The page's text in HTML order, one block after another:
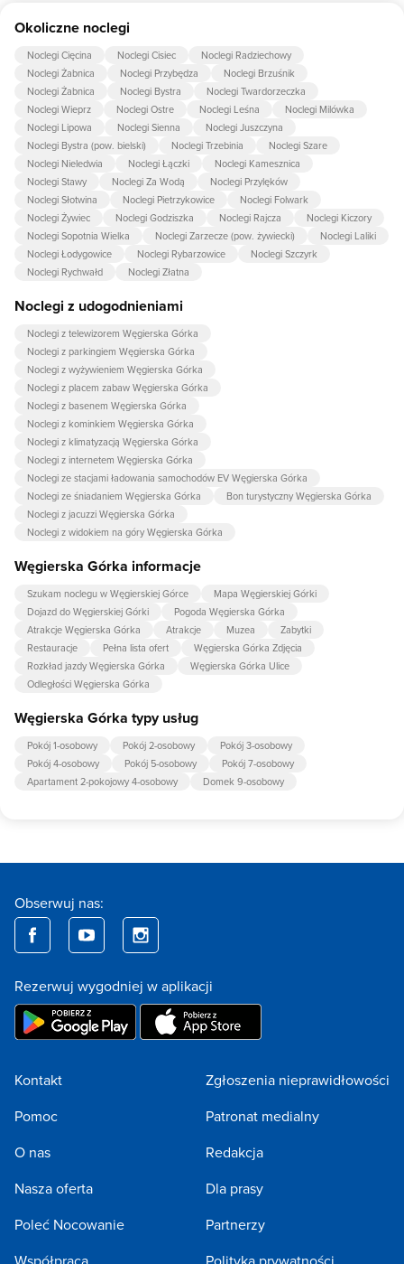
gości internet.
Okoliczne noclegi
Noclegi Cięcina Noclegi Cisiec
Noclegi Radziechowy
Noclegi Żabnica
Noclegi Przybędza
Noclegi Brzuśnik
Noclegi Żabnica
Noclegi Bystra
Noclegi Twardorzeczka
Noclegi Wieprz
Noclegi Ostre Noclegi Leśna
Noclegi Milówka
Noclegi Lipowa
Noclegi Sienna
Noclegi Juszczyna
Noclegi Bystra (pow. bielski)
Noclegi Trzebinia
Noclegi Szare
Noclegi Nieledwia
Noclegi Łączki
Noclegi Kamesznica
Noclegi Stawy
Noclegi Za Wodą
Noclegi Przylęków
Noclegi Słotwina
Noclegi Pietrzykowice
Noclegi Folwark
Noclegi Żywiec
Noclegi Godziszka Noclegi Rajcza
Noclegi Kiczory
Noclegi Sopotnia Wielka
Noclegi Zarzecze (pow. żywiecki)
Noclegi Laliki
Noclegi Łodygowice
Noclegi Rybarzowice
Noclegi Szczyrk
Noclegi Rychwałd
Noclegi Złatna
Noclegi z udogodnieniami
Noclegi z telewizorem Węgierska Górka
Noclegi z parkingiem Węgierska Górka
Noclegi z wyżywieniem Węgierska Górka
Noclegi z placem zabaw Węgierska Górka
Noclegi z basenem Węgierska Górka
Noclegi z kominkiem Węgierska Górka
Noclegi z klimatyzacją Węgierska Górka
Noclegi z internetem Węgierska Górka
Noclegi ze stacjami ładowania samochodów EV Węgierska Górka
Noclegi ze śniadaniem Węgierska Górka
Bon turystyczny Węgierska Górka
Noclegi z jacuzzi Węgierska Górka
Noclegi z widokiem na góry Węgierska Górka
Węgierska Górka informacje
Szukam noclegu w Węgierskiej Górce
Mapa Węgierskiej Górki
Dojazd do Węgierskiej Górki
Pogoda Węgierska Górka
Atrakcje Węgierska Górka
Atrakcje Muzea
Zabytki
Restauracje
Pełna lista ofert
Węgierska Górka Zdjęcia
Rozkład jazdy Węgierska Górka
Węgierska Górka Ulice
Odległości Węgierska Górka
Węgierska Górka typy usług
Pokój 1-osobowy Pokój 2-osobowy
Pokój 3-osobowy
Pokój 4-osobowy
Pokój 5-osobowy
Pokój 7-osobowy
Apartament 2-pokojowy 4-osobowy
Domek 9-osobowy
Obserwuj nas:
Rezerwuj wygodniej w aplikacji
Kontakt
Pomoc
O nas
Nasza oferta
Poleć Nocowanie
Zgłoszenia nieprawidłowości
Patronat medialny
Redakcja
Dla prasy
Partnerzy